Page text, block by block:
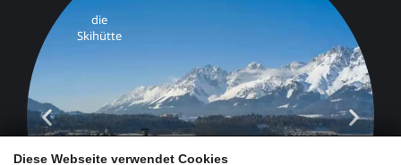
Diese Webseite verwendet Cookies
die
Skihütte